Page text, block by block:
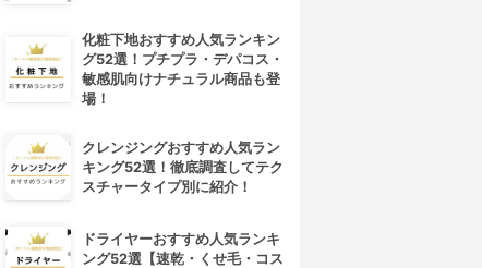
化粧下地おすすめ人気ランキン
グ52選！プチプラ・デパコス・
敏感肌向けナチュラル商品も登
場！
クレンジングおすすめ人気ラン
キング52選！徹底調査してテク
スチャータイプ別に紹介！
ドライヤーおすすめ人気ランキ
ング52選【速乾・くせ毛・コス